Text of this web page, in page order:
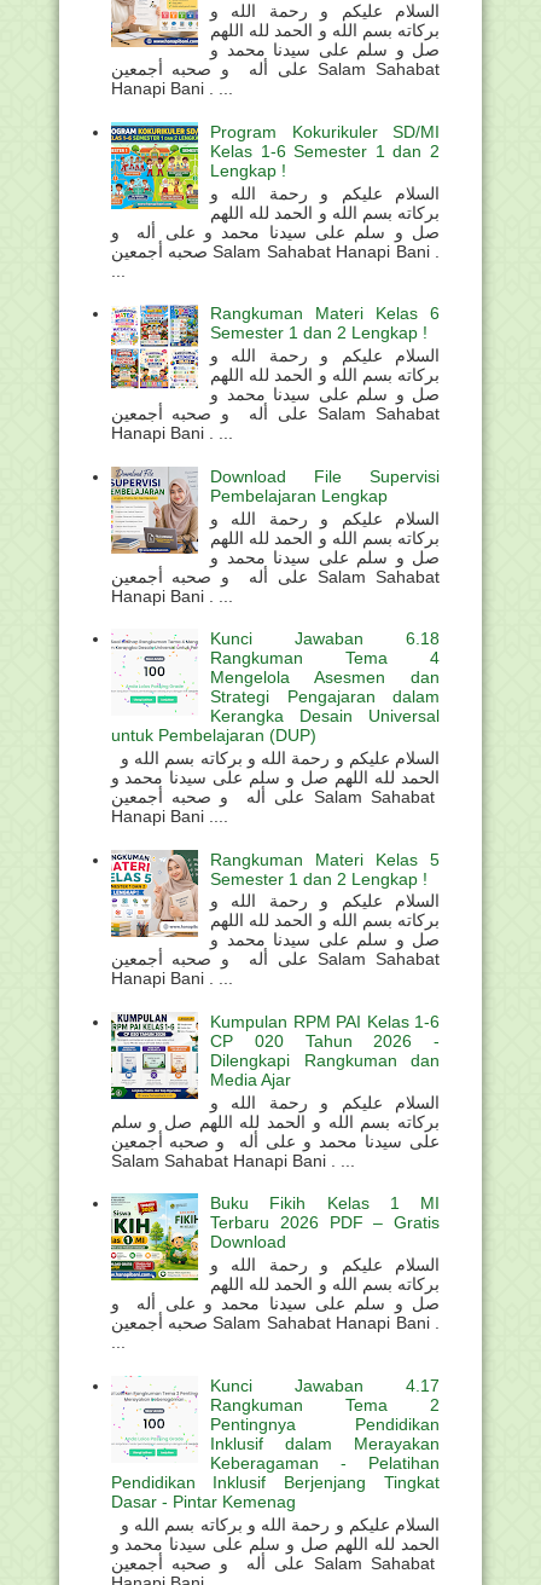
السلام عليكم و رحمة الله و
بركاته بسم الله و الحمد لله اللهم
صل و سلم على سيدنا محمد و
على أله و صحبه أجمعين Salam Sahabat
Hanapi Bani . ...
Program Kokurikuler SD/MI
Kelas 1-6 Semester 1 dan 2
Lengkap !
السلام عليكم و رحمة الله و
بركاته بسم الله و الحمد لله اللهم
صل و سلم على سيدنا محمد و على أله و
صحبه أجمعين Salam Sahabat Hanapi Bani .
Rangkuman Materi Kelas 6
Semester 1 dan 2 Lengkap !
السلام عليكم و رحمة الله و
بركاته بسم الله و الحمد لله اللهم
صل و سلم على سيدنا محمد و
على أله و صحبه أجمعين Salam Sahabat
Hanapi Bani . ...
Download File Supervisi
Pembelajaran Lengkap
السلام عليكم و رحمة الله و
بركاته بسم الله و الحمد لله اللهم
صل و سلم على سيدنا محمد و
على أله و صحبه أجمعين Salam Sahabat
Hanapi Bani . ...
Kunci Jawaban 6.18
Rangkuman Tema 4
Mengelola Asesmen dan
Strategi Pengajaran dalam
Kerangka Desain Universal
untuk Pembelajaran (DUP)
الحمد لله اللهم صل و سلم على سيدنا محمد و
على أله و صحبه أجمعين Salam Sahabat
Hanapi Bani ....
Rangkuman Materi Kelas 5
Semester 1 dan 2 Lengkap !
السلام عليكم و رحمة الله و
بركاته بسم الله و الحمد لله اللهم
صل و سلم على سيدنا محمد و
على أله و صحبه أجمعين Salam Sahabat
Hanapi Bani . ...
Kumpulan RPM PAI Kelas 1-6
CP 020 Tahun 2026 -
Dilengkapi Rangkuman dan
Media Ajar
السلام عليكم و رحمة الله و
بركاته بسم الله و الحمد لله اللهم صل و سلم
على سيدنا محمد و على أله و صحبه أجمعين
Salam Sahabat Hanapi Bani . ...
Buku Fikih Kelas 1 MI
Terbaru 2026 PDF – Gratis
Download
السلام عليكم و رحمة الله و
بركاته بسم الله و الحمد لله اللهم
صل و سلم على سيدنا محمد و على أله و
صحبه أجمعين Salam Sahabat Hanapi Bani .
Kunci Jawaban 4.17
Rangkuman Tema 2
Pentingnya Pendidikan
Inklusif dalam Merayakan
Keberagaman - Pelatihan
Pendidikan Inklusif Berjenjang Tingkat
Dasar - Pintar Kemenag
الحمد لله اللهم صل و سلم على سيدنا محمد و
على أله و صحبه أجمعين Salam Sahabat